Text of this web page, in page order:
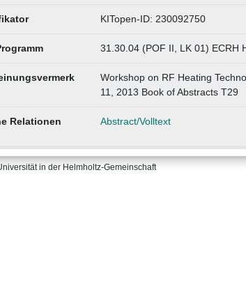
KITopen-ID: 230092750
31.30.04 (POF II, LK 01) ECRH
Workshop on RF Heating
11, 2013 Book of Abstracts T29
Relationen Abstract/Volltext
in der Helmholtz-Gemeinschaft